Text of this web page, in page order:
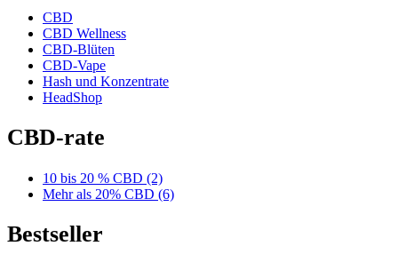
CBD
CBD Wellness
CBD-Blüten
CBD-Vape
Hash und Konzentrate
HeadShop
CBD-rate
10 bis 20 % CBD (2)
Mehr als 20% CBD (6)
Bestseller